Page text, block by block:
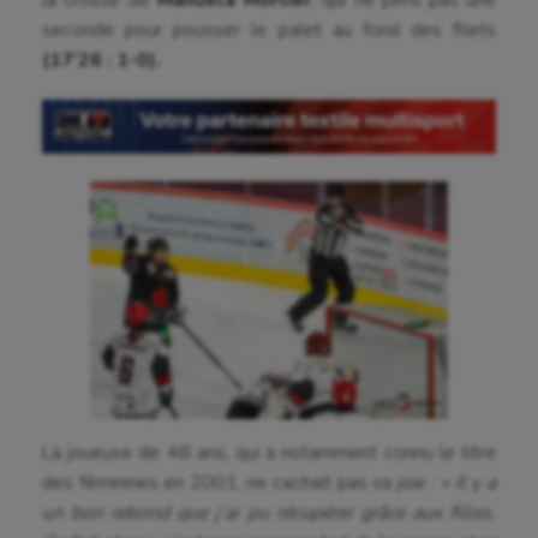
Aéronautique
seconde pour pousser le palet au fond des filets
(17’26 : 1-0).
La joueuse de 48 ans, qui a notamment connu le titre
des féminines en 2001, ne cachait pas sa joie :
« Il y a
un bon rebond que j’ai pu récupérer grâce aux filles.